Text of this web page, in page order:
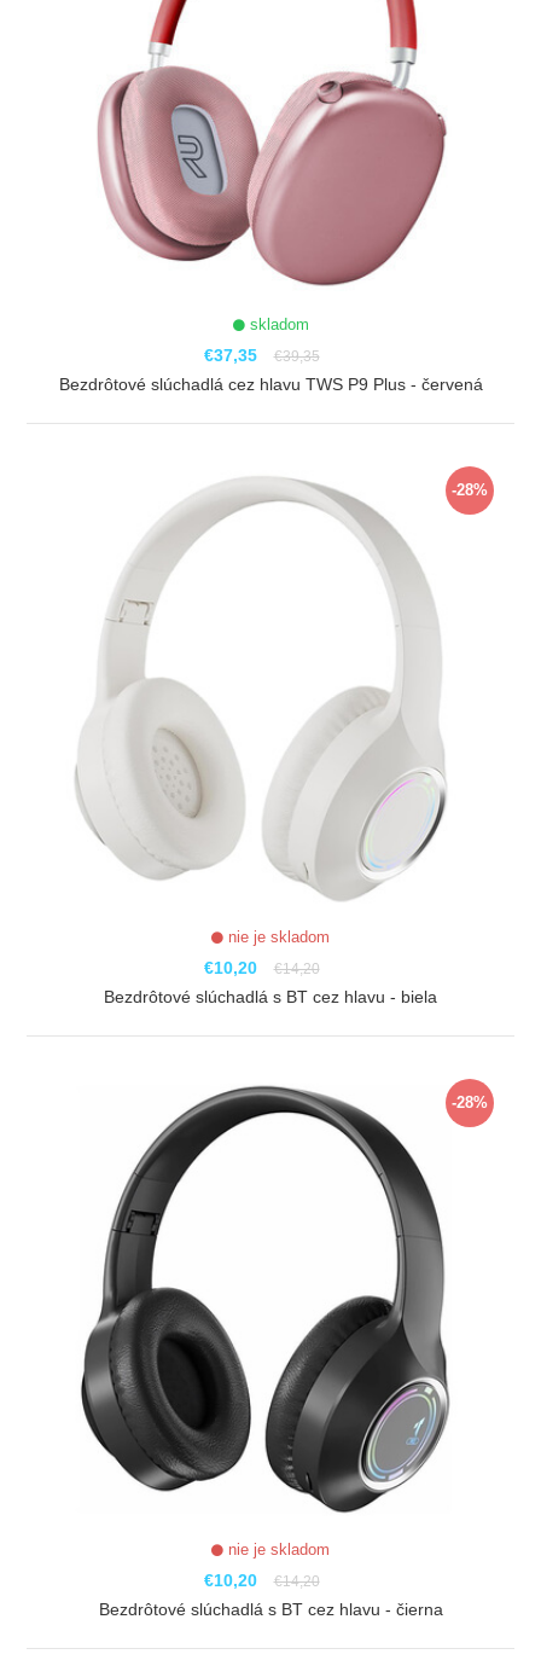
skladom
€37,35 €39,35
Bezdrôtové slúchadlá cez hlavu TWS P9 Plus - červená
-28%
nie je skladom
€10,20 €14,20
Bezdrôtové slúchadlá s BT cez hlavu - biela
-28%
nie je skladom
€10,20 €14,20
Bezdrôtové slúchadlá s BT cez hlavu - čierna